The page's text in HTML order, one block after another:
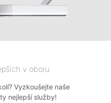
v oboru
Vyzkoušejte naše
nejlepší služby!